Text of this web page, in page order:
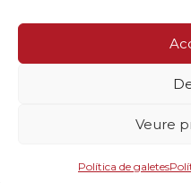
Veure
Política de galetes
privacitat·